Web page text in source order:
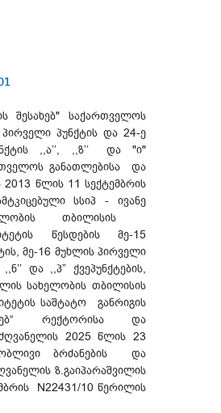
შესახებ" საქართველოს
პუნქტის და 24-ე
,,ა’’, ,,ზ’’ და "ი"
განათლებისა და
2013 წლის 11 სექტემბრის
სსიპ - ივანე
თბილისის
წესდების მე-15
მე-16 მუხლის პირველი
,,ნ’’ და ,,პ” ქვეპუნქტების,
სახელობის თბილისის
საშტატო განრიგის
რექტორისა და
2025 წლის 23
ბრძანების და
ზ.გაიპარაშვილის
N22431/10 წერილის